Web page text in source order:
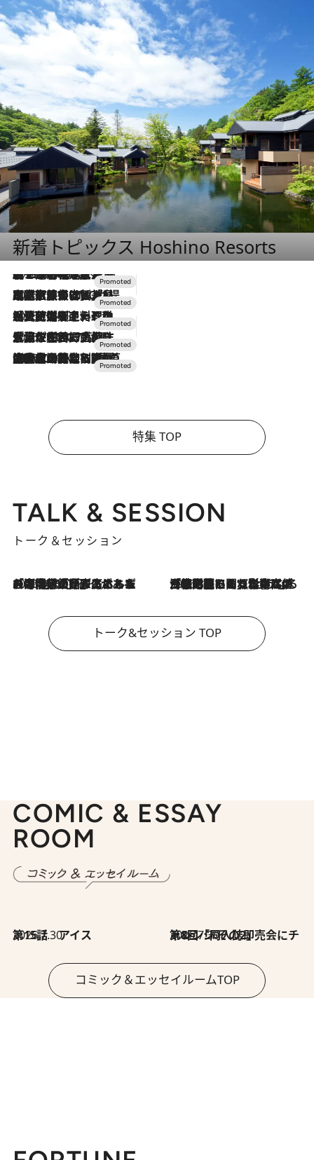
新着トピックス Hoshino Resorts
2026.8.7
【トンボの足水浴】ヒノキの香りに包まれて涼感マックス！約13℃の湧水かけ流しを避暑地「星野温泉 トンボの湯」で体験
2026.7.31
【ホテル帰省】という選択肢をOMOが提案。家族とほどよい距離を保つには「昼は実家、夜は気兼ねなくホテルで！」
2026.7.24
【夏限定ディナーコース】旬を迎える稚鮎や花ズッキーニなどをイタリア・トスカーナの郷土料理の手法で満喫！
2026.7.17
「土佐和ハーブかき氷」がOMO7高知に登場！生姜、山椒、大葉など目にも舌にも涼を呼ぶ郷土の味
2026.7.10
NEW OPEN！【界 草津】名湯の地に誕生。趣の異なる2種の温泉と上州ならではの会席・蕎麦割烹など美食を味わう究極の癒やし旅
特集 TOP
TALK & SESSION
トーク＆セッション
2026.8.3
「今後値上げがあるとすれば…」「リスクがあるのは今年の冬」エネルギー専門家が語る、ホルムズ海峡封鎖が家庭にもたらす“ある心配” 2026.8.3
「住宅建てられない…」「サーチャージ料の高値が続いている」ホルムズ海峡封鎖による影響はいつまで続く？《エネルギー専門家に聞く“どうなる日本の暮らし”》
トーク&セッション TOP
COMIC & ESSAY
ROOM
2026.7.30
第15話 アイス 2026.7.30
第8回「同人誌即売会にチャレンジ その2」
コミック＆エッセイルームTOP